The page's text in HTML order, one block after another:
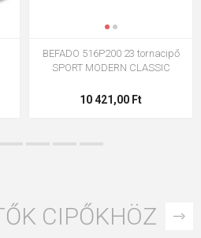
BEFADO 516P200 23 tornacipő
SPORT MODERN CLASSIC
10 421,00 Ft
CIPŐKHÖZ